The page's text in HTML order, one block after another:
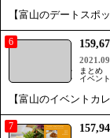
【富山のデートスポ
6
まとめ
イベント
【富山のイベントカ
7